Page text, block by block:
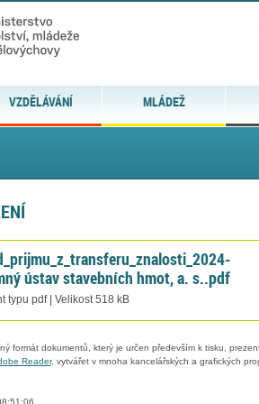
VZDĚLÁVÁNÍ MLÁDEŽ
ústav stavebních hmot, a. s..pdf
typu pdf | Velikost 518 kB
formát dokumentů, který je určen především k tisku,
Reader, vytvářet v mnoha kancelářských a grafických